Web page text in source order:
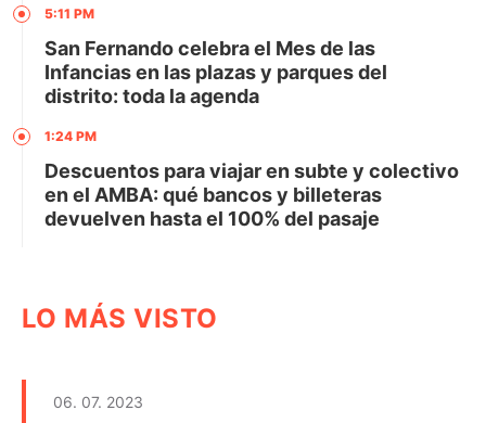
5:11 PM
San Fernando celebra el Mes de las
Infancias en las plazas y parques del
distrito: toda la agenda
1:24 PM
Descuentos para viajar en subte y colectivo
en el AMBA: qué bancos y billeteras
devuelven hasta el 100% del pasaje
LO MÁS VISTO
06. 07. 2023